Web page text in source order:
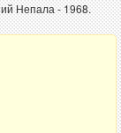
Непала - 1968.